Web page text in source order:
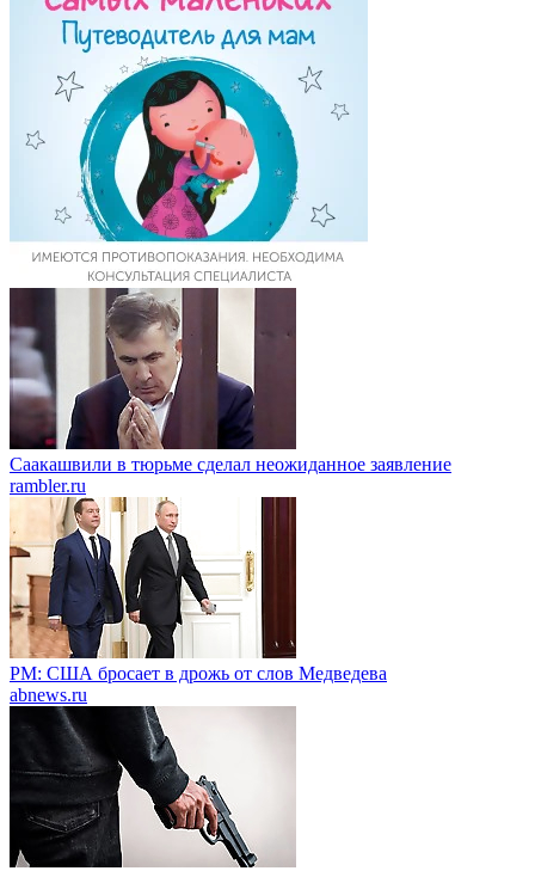
Саакашвили в тюрьме сделал неожиданное заявление
rambler.ru
PM: США бросает в дрожь от слов Медведева
abnews.ru